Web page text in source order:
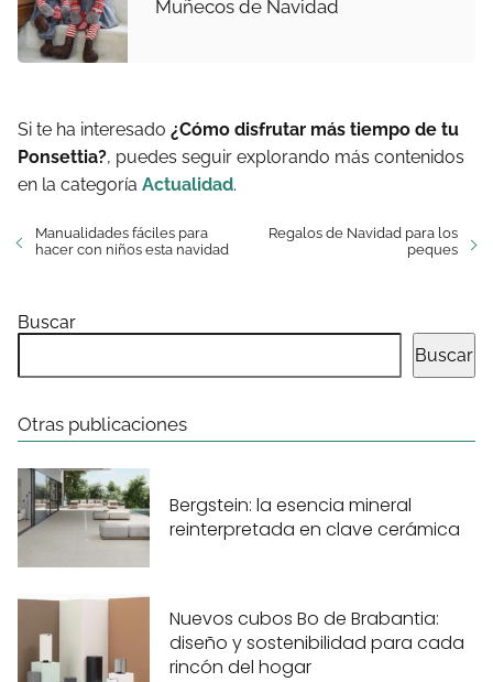
Muñecos de Navidad
Si te ha interesado ¿Cómo disfrutar más tiempo de tu
Ponsettia?, puedes seguir explorando más contenidos
en la categoría Actualidad.
Manualidades fáciles para
hacer con niños esta navidad
Regalos de Navidad para los
peques
Buscar
Buscar
Otras publicaciones
Bergstein: la esencia mineral
reinterpretada en clave cerámica
Nuevos cubos Bo de Brabantia:
diseño y sostenibilidad para cada
rincón del hogar